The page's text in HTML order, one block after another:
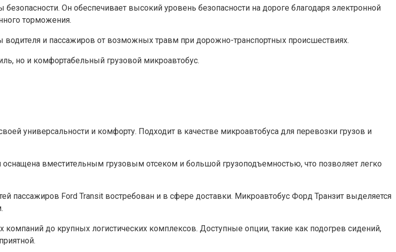
Он обеспечивает высокий уровень безопасности на дороге благодаря электронной
торможения.
и пассажиров от возможных травм при дорожно-транспортных происшествиях.
но и комфортабельный грузовой микроавтобус.
универсальности и комфорту. Подходит в качестве микроавтобуса для перевозки грузов и
вместительным грузовым отсеком и большой грузоподъемностью, что позволяет легко
пассажиров Ford Transit востребован и в сфере доставки. Микроавтобус Форд Транзит выделяется
компаний до крупных логистических комплексов. Доступные опции, такие как подогрев сидений,